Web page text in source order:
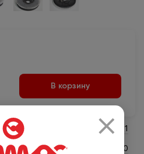
422971
340
В корзину
×